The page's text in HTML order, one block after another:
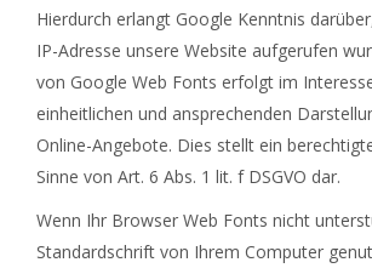
Hierdurch erlangt Google Kenntnis
IP-Adresse unsere Website aufgerufen
von Google Web Fonts erfolgt im
einheitlichen und ansprechenden
Online-Angebote. Dies stellt ein
Sinne von Art. 6 Abs. 1 lit. f DSGVO dar.
Wenn Ihr Browser Web Fonts nicht
Standardschrift von Ihrem Computer